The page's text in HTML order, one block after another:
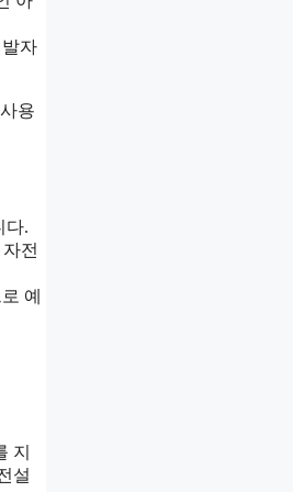
자
용
다.
전
예
지
설